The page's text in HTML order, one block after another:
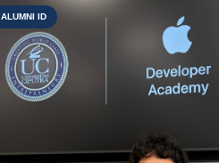
ALUMNI ID